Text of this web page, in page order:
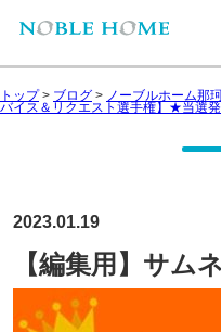
トップ> ブログ > ノーブルホーム那
バイス＆リクエスト選手権】★当選
2023.01.19
【編集用】サムネ